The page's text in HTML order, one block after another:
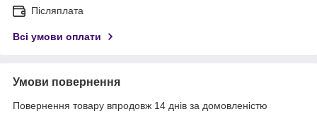
Післяплата
Всі умови оплати
Умови повернення
Повернення товару впродовж 14 днів за домовленістю